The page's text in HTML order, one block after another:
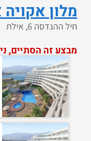
מלון
חיל ההנדסה 6, אילת
מבצע זה הסתיים,